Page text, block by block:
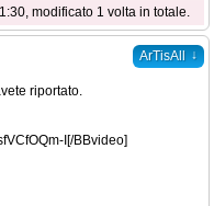
modificato 1 volta in totale.
ArTisAll ↓
riportato.
I[/BBvideo]